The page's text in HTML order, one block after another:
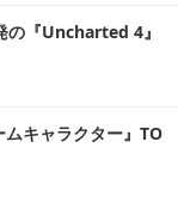
の『Uncharted 4』
キャラクター』TO